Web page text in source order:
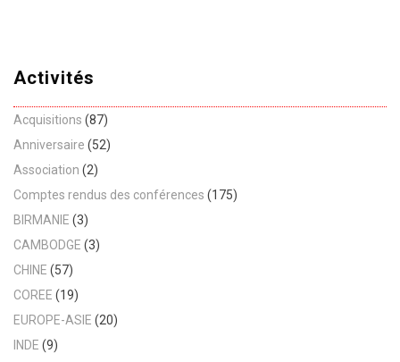
Activités
Acquisitions (87)
Anniversaire (52)
Association (2)
Comptes rendus des conférences (175)
BIRMANIE (3)
CAMBODGE (3)
CHINE (57)
COREE (19)
EUROPE-ASIE (20)
INDE (9)